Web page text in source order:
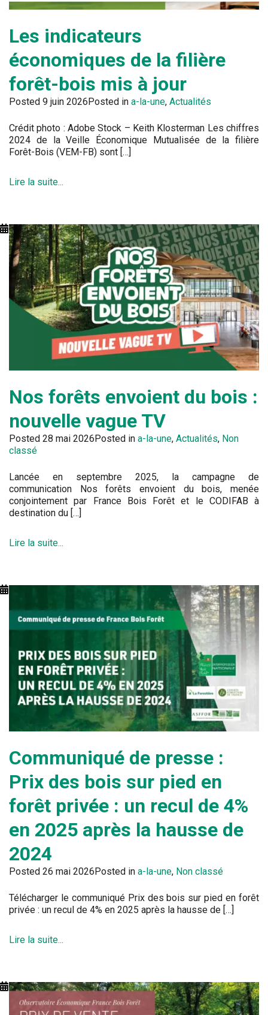
Les indicateurs
économiques de la filière
forêt-bois mis à jour
Posted 9 juin 2026Posted in a-la-une, Actualités
Crédit photo : Adobe Stock – Keith Klosterman Les chiffres
2024 de la Veille Économique Mutualisée de la filière
Forêt-Bois (VEM-FB) sont […]
Lire la suite...
Nos forêts envoient du bois :
nouvelle vague TV
Posted 28 mai 2026Posted in a-la-une, Actualités, Non
classé
Lancée en septembre 2025, la campagne de
communication Nos forêts envoient du bois, menée
conjointement par France Bois Forêt et le CODIFAB à
destination du […]
Lire la suite...
Communiqué de presse :
Prix des bois sur pied en
forêt privée : un recul de 4%
en 2025 après la hausse de
2024
Posted 26 mai 2026Posted in a-la-une, Non classé
Télécharger le communiqué Prix des bois sur pied en forêt
privée : un recul de 4% en 2025 après la hausse de […]
Lire la suite...